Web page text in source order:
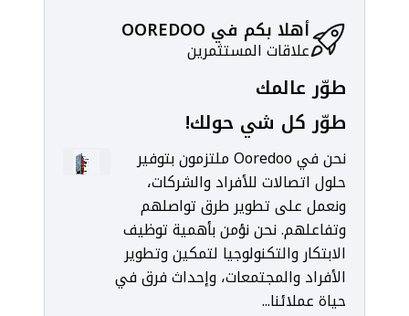
أهلا بكم في OOREDOO
علاقات المستثمرين
طوّر عالمك
طوّر كل شي حولك!
نحن في Ooredoo ملتزمون بتوفير
حلول اتصالات للأفراد والشركات،
ونعمل على تطوير طرق تواصلهم
وتفاعلهم. نحن نؤمن بأهمية توظيف
الابتكار والتكنولوجيا لتمكين وتطوير
الأفراد والمجتمعات، وإحداث فرق في
حياة عملائنا...